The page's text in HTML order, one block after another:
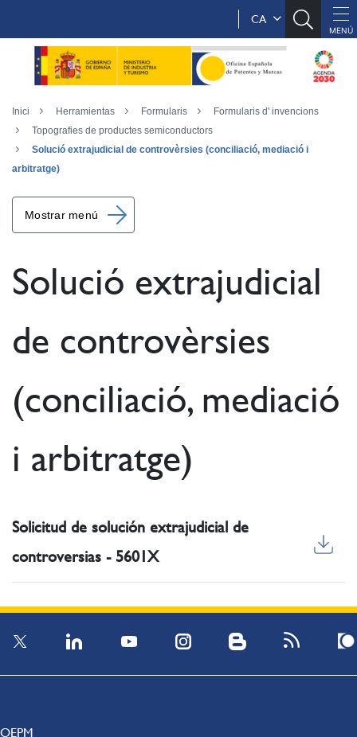
CA
Inici Herramientas Formularis
Formularis d' invencions
Topografies de productes semiconductors
Solució extrajudicial de controvèrsies (conciliació, mediació i
arbitratge)
Mostrar menú
Solució extrajudicial
de controvèrsies
(conciliació, mediació
i arbitratge)
Solicitud de solución extrajudicial de
controversias - 5601X
OEPM